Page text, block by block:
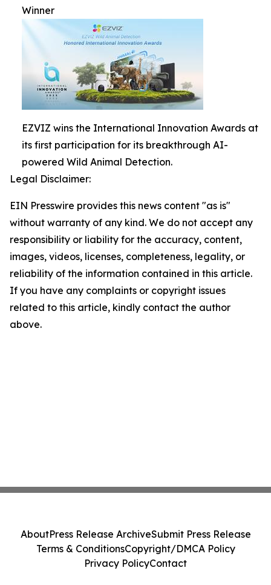
Winner
EZVIZ wins the International Innovation Awards at
its first participation for its breakthrough AI-
powered Wild Animal Detection.
Legal Disclaimer:
EIN Presswire provides this news content "as is"
without warranty of any kind. We do not accept any
responsibility or liability for the accuracy, content,
images, videos, licenses, completeness, legality, or
reliability of the information contained in this article.
If you have any complaints or copyright issues
related to this article, kindly contact the author
above.
AboutPress Release ArchiveSubmit Press Release
Terms & ConditionsCopyright/DMCA Policy
Privacy PolicyContact